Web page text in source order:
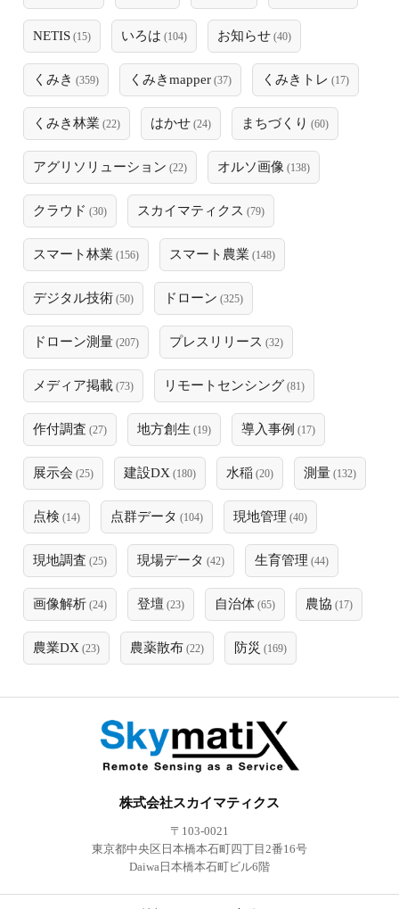
NETIS (15) いろは (104) お知らせ (40)
くみき (359) くみきmapper (37) くみきトレ (17)
くみき林業 (22) はかせ (24) まちづくり (60)
アグリソリューション (22) オルソ画像 (138)
クラウド (30) スカイマティクス (79)
スマート林業 (156) スマート農業 (148)
デジタル技術 (50) ドローン (325)
ドローン測量 (207) プレスリリース (32)
メディア掲載 (73) リモートセンシング (81)
作付調査 (27) 地方創生 (19) 導入事例 (17)
展示会 (25) 建設DX (180) 水稲 (20) 測量 (132)
点検 (14) 点群データ (104) 現地管理 (40)
現地調査 (25) 現場データ (42) 生育管理 (44)
画像解析 (24) 登壇 (23) 自治体 (65) 農協 (17)
農業DX (23) 農薬散布 (22) 防災 (169)
株式会社スカイマティクス
〒103-0021
東京都中央区日本橋本石町四丁目2番16号
Daiwa日本橋本石町ビル6階